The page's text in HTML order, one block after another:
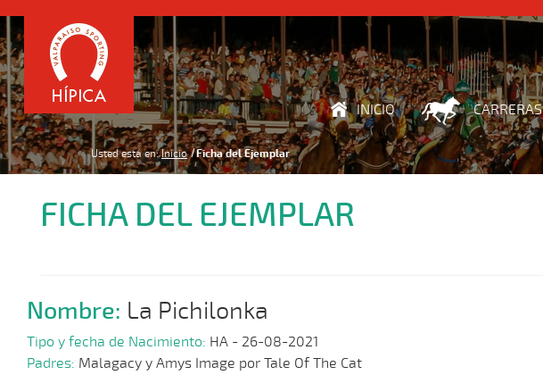
INICIO CARRERAS
Usted está en: Inicio Ficha del Ejemplar
FICHA DEL EJEMPLAR
Nombre: La Pichilonka
Tipo y fecha de Nacimiento: HA - 26-08-2021
Padres: Malagacy y Amys Image por Tale Of The Cat